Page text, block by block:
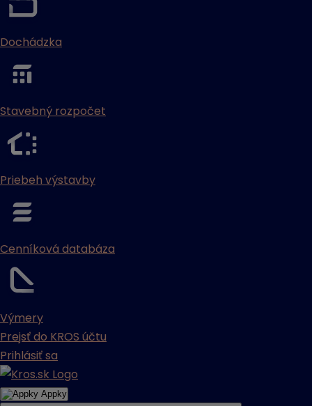
Dochádzka
Stavebný rozpočet
Priebeh výstavby
Cenníková databáza
Výmery
Prejsť do KROS účtu
Prihlásiť sa
Appky